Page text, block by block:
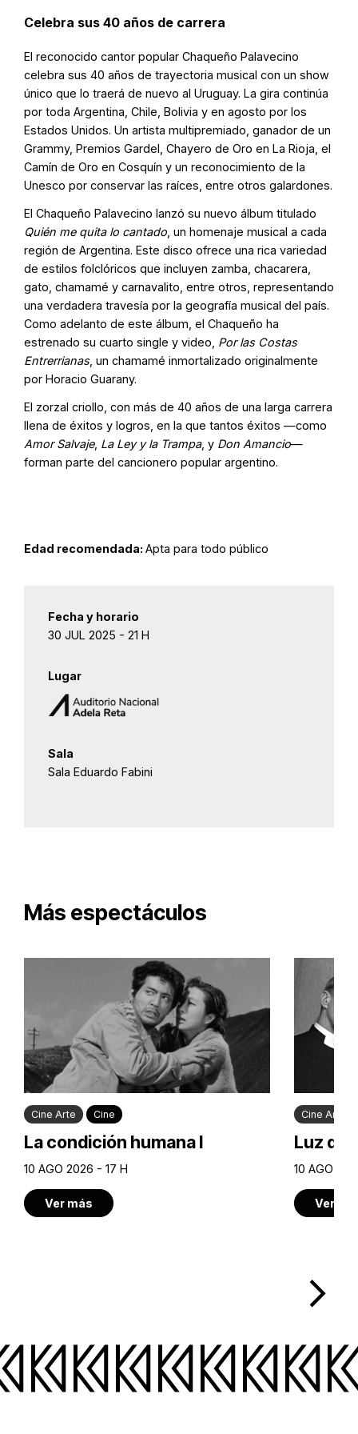
Celebra sus 40 años de carrera
El reconocido cantor popular Chaqueño Palavecino
celebra sus 40 años de trayectoria musical con un show
único que lo traerá de nuevo al Uruguay. La gira continúa
por toda Argentina, Chile, Bolivia y en agosto por los
Estados Unidos. Un artista multipremiado, ganador de un
Grammy, Premios Gardel, Chayero de Oro en La Rioja, el
Camín de Oro en Cosquín y un reconocimiento de la
Unesco por conservar las raíces, entre otros galardones.
El Chaqueño Palavecino lanzó su nuevo álbum titulado
Quién me quita lo cantado , un homenaje musical a cada
región de Argentina. Este disco ofrece una rica variedad
de estilos folclóricos que incluyen zamba, chacarera,
gato, chamamé y carnavalito, entre otros, representando
una verdadera travesía por la geografía musical del país.
Como adelanto de este álbum, el Chaqueño ha
estrenado su cuarto single y video, Por las Costas
Entrerrianas, un chamamé inmortalizado originalmente
por Horacio Guarany.
El zorzal criollo, con más de 40 años de una larga carrera
llena de éxitos y logros, en la que tantos éxitos —como
Amor Salvaje, La Ley y la Trampa, y Don Amancio—
forman parte del cancionero popular argentino.
Edad recomendada: Apta para todo público
Fecha y horario
30 JUL 2025 - 21 H
Lugar
Sala
Sala Eduardo Fabini
Más espectáculos
Cine Arte Cine
La condición humana I
10 AGO 2026 - 17 H
Ver más
Cine Arte
Luz de
10 AGO
Ver
arrow_forward_ios